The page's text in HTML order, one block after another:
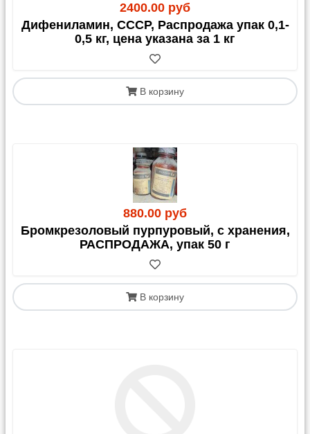
2400.00 руб
Дифениламин, СССР, Распродажа упак 0,1-
0,5 кг, цена указана за 1 кг
В корзину
880.00 руб
Бромкрезоловый пурпуровый, с хранения,
РАСПРОДАЖА, упак 50 г
В корзину